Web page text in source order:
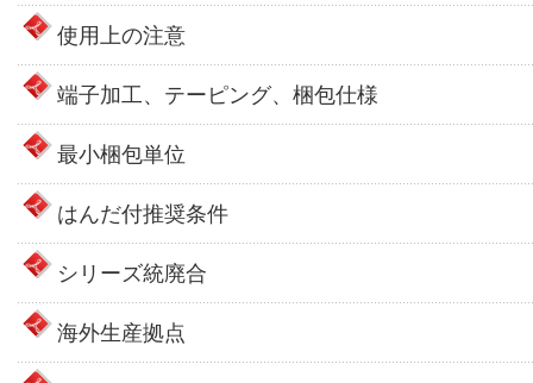
使用上の注意
端子加工、テーピング、梱包仕様
最小梱包単位
はんだ付推奨条件
シリーズ統廃合
海外生産拠点